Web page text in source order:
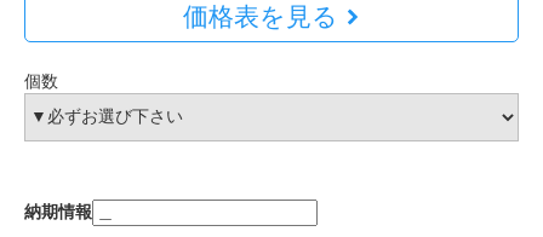
価格表を見る
個数
納期情報